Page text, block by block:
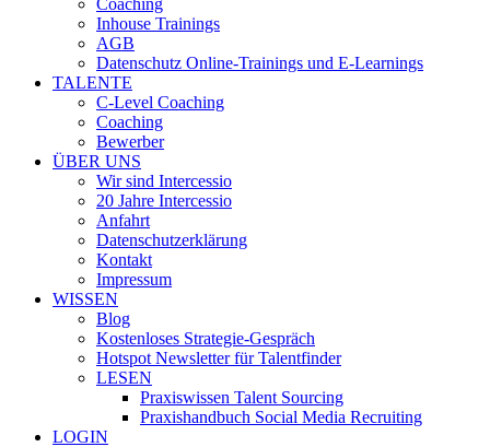
Coaching
Inhouse Trainings
AGB
Datenschutz Online-Trainings und E-Learnings
TALENTE
C-Level Coaching
Coaching
Bewerber
ÜBER UNS
Wir sind Intercessio
20 Jahre Intercessio
Anfahrt
Datenschutzerklärung
Kontakt
Impressum
WISSEN
Blog
Kostenloses Strategie-Gespräch
Hotspot Newsletter für Talentfinder
LESEN
Praxiswissen Talent Sourcing
Praxishandbuch Social Media Recruiting
LOGIN